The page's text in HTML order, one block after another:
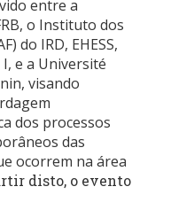
entre a
o Instituto dos
do IRD, EHESS,
e a Université
visando
dos processos
das
ocorrem na área
disto, o evento